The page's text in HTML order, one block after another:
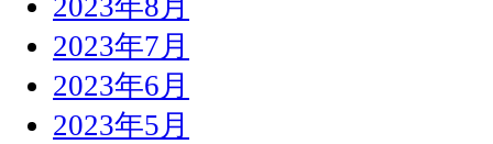
2023年8月
2023年7月
2023年6月
2023年5月